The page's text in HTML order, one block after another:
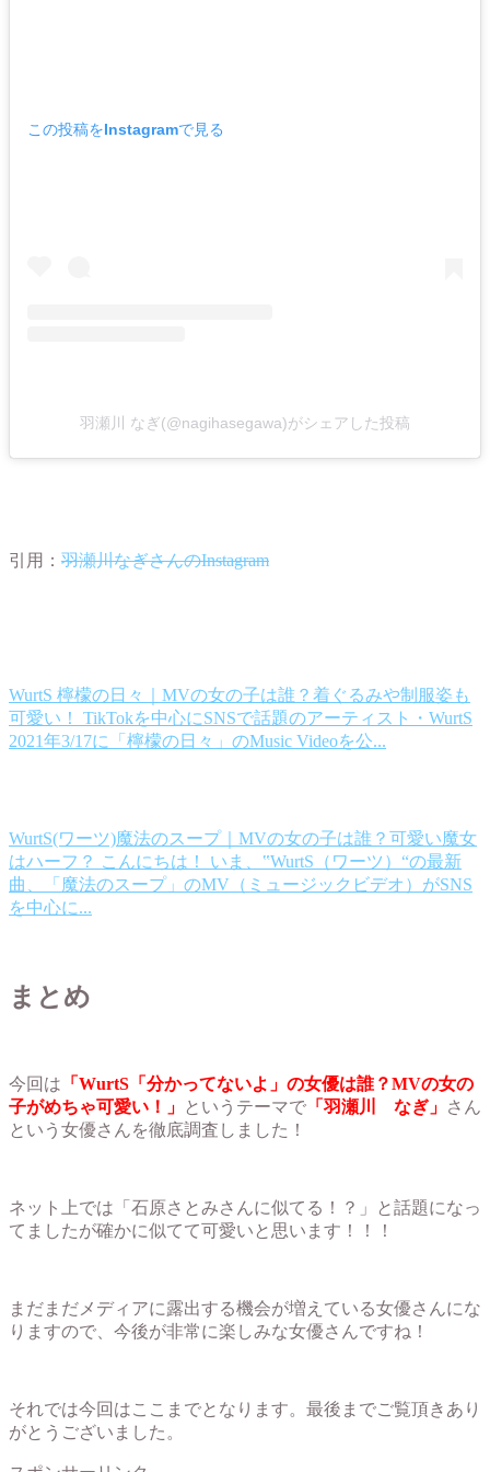
この投稿をInstagramで見る
羽瀬川 なぎ(@nagihasegawa)がシェアした投稿
引用： 羽瀬川なぎさんのInstagram
WurtS 檸檬の日々｜MVの女の子は誰？着ぐるみや制服姿も
可愛い！
TikTokを中心にSNSで話題のアーティスト・WurtS
2021年3/17に「檸檬の日々」のMusic Videoを公...
WurtS(ワーツ)魔法のスープ｜MVの女の子は誰？可愛い魔女
はハーフ？ こんにちは！ いま、‟WurtS（ワーツ）“の最新
曲、「魔法のスープ」のMV（ミュージックビデオ）がSNS
を中心に...
まとめ
今回は 「WurtS「分かってないよ」の女優は誰？MVの女の
子がめちゃ可愛い！」
というテーマで 「羽瀬川 なぎ」 さん
という女優さんを徹底調査しました！
ネット上では「石原さとみさんに似てる！？」と話題になっ
てましたが確かに似てて可愛いと思います！！！
まだまだメディアに露出する機会が増えている女優さんにな
りますので、今後が非常に楽しみな女優さんですね！
それでは今回はここまでとなります。最後までご覧頂きあり
がとうございました。